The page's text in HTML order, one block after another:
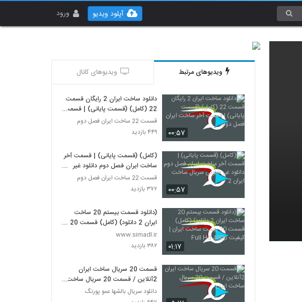
ورود آپلود ویدیو
ویدیوهای مرتبط ویدیوهای کانال
۰۰:۵۷
دانلود ساخت ایران 2 رایگان قسمت
22 (کامل) (قسمت پایانی) | قسمت
آخر ساخت ایران فصل دوم
قسمت 22 ساخت ایران فصل دوم
۴۴۹ بازدید
۰۰:۵۷
(کامل) (قسمت پایانی) | قسمت آخر
ساخت ایران فصل دوم دانلود غیر
قانونی سریال ساخت ایران 2
قسمت 22 ساخت ایران فصل دوم
۳۷۲ بازدید
۰۱:۱۷
(دانلود قسمت بیستم 20 ساخت
ایران 2 دانلود) (کامل) قسمت 20
Hd 480p
www.simadl.ir
۳۸۲ بازدید
قسمت 20 سریال ساخت ایران
2آنلاین / قسمت 20 سریال ساخت
ایران
دانلود سریال بالشها عمو پورنگ